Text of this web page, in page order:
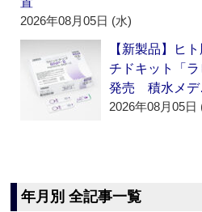
2026年08月05日 (水)
【新製品】ヒ
チドキット「
発売 積水メ
2026年08月05日
年月別 全記事一覧